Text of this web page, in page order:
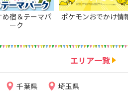
め宿＆テーマパ
ーク
ポケモンおでかけ情
エリア一覧
千葉県
埼玉県